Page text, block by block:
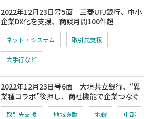
2022年12月23日号5面 三菱UFJ銀行、中小
企業DX化を支援、商談月間100件超
ネット・システム 取引先支援
大手行など
2022年12月23日号6面 大垣共立銀行、“異
業種コラボ”後押し、商社機能で企業つなぐ
取引先支援 地域貢献 地銀 中部